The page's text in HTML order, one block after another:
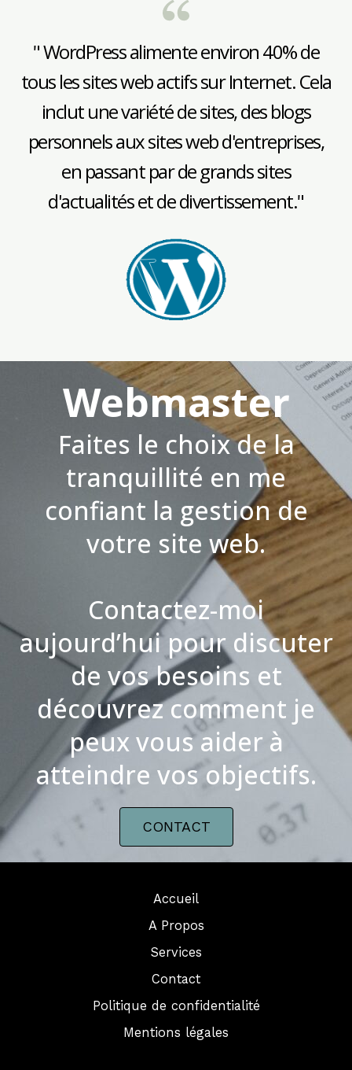
" WordPress alimente environ 40% de
tous les sites web actifs sur Internet. Cela
inclut une variété de sites, des blogs
personnels aux sites web d'entreprises,
en passant par de grands sites
d'actualités et de divertissement."
Webmaster
Faites le choix de la
tranquillité en me
confiant la gestion de
votre site web.
Contactez-moi
aujourd’hui pour discuter
de vos besoins et
découvrez comment je
peux vous aider à
atteindre vos objectifs.
CONTACT
Accueil
A Propos
Services
Contact
Politique de confidentialité
Mentions légales